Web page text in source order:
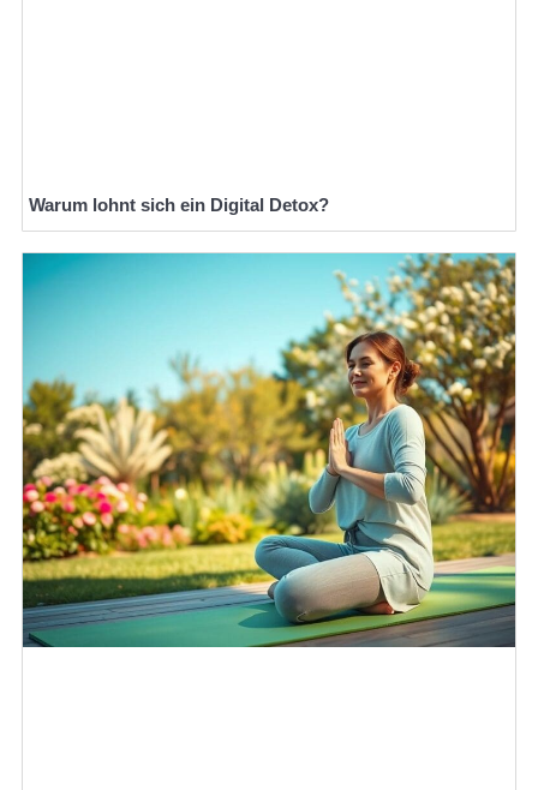
Warum lohnt sich ein Digital Detox?